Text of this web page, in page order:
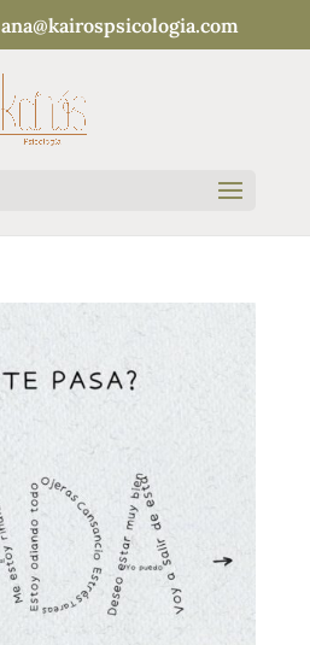
ana@kairospsicologia.com